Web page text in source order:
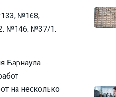
№168,
№146, №37/1,
Барнаула
на несколько